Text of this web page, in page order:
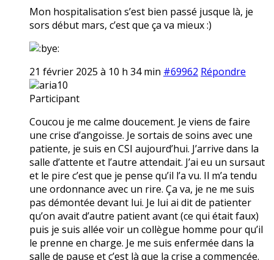
Mon hospitalisation s’est bien passé jusque là, je
sors début mars, c’est que ça va mieux :)
21 février 2025 à 10 h 34 min #69962 Répondre
aria10
Participant
Coucou je me calme doucement. Je viens de faire
une crise d’angoisse. Je sortais de soins avec une
patiente, je suis en CSI aujourd’hui. J’arrive dans la
salle d’attente et l’autre attendait. J’ai eu un sursaut
et le pire c’est que je pense qu’il l’a vu. Il m’a tendu
une ordonnance avec un rire. Ça va, je ne me suis
pas démontée devant lui. Je lui ai dit de patienter
qu’on avait d’autre patient avant (ce qui était faux)
puis je suis allée voir un collègue homme pour qu’il
le prenne en charge. Je me suis enfermée dans la
salle de pause et c’est là que la crise a commencée.